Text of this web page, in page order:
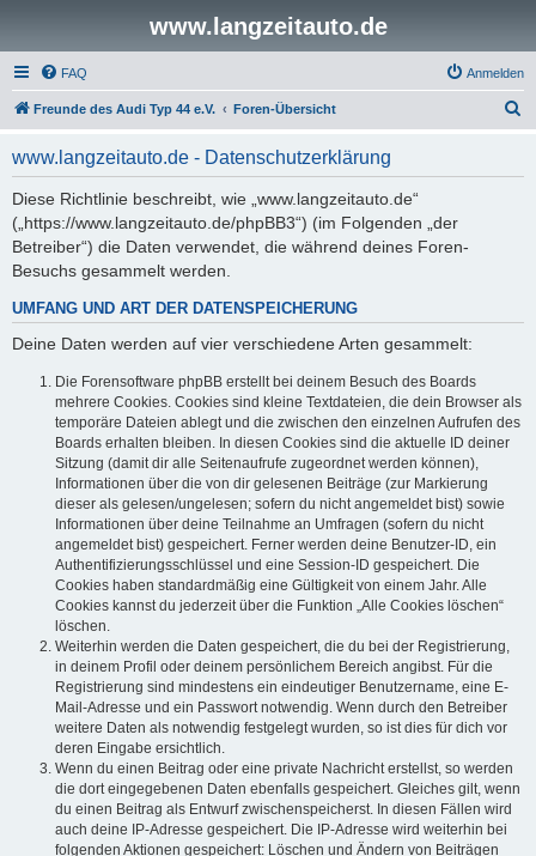
www.langzeitauto.de
FAQ Anmelden
Freunde des Audi Typ 44 e.V. Foren-Übersicht
www.langzeitauto.de - Datenschutzerklärung
Diese Richtlinie beschreibt, wie „www.langzeitauto.de“
(„https://www.langzeitauto.de/phpBB3“) (im Folgenden „der
Betreiber“) die Daten verwendet, die während deines Foren-
Besuchs gesammelt werden.
UMFANG UND ART DER DATENSPEICHERUNG
Deine Daten werden auf vier verschiedene Arten gesammelt:
Die Forensoftware phpBB erstellt bei deinem Besuch des Boards
mehrere Cookies. Cookies sind kleine Textdateien, die dein Browser als
temporäre Dateien ablegt und die zwischen den einzelnen Aufrufen des
Boards erhalten bleiben. In diesen Cookies sind die aktuelle ID deiner
Sitzung (damit dir alle Seitenaufrufe zugeordnet werden können),
Informationen über die von dir gelesenen Beiträge (zur Markierung
dieser als gelesen/ungelesen; sofern du nicht angemeldet bist) sowie
Informationen über deine Teilnahme an Umfragen (sofern du nicht
angemeldet bist) gespeichert. Ferner werden deine Benutzer-ID, ein
Authentifizierungsschlüssel und eine Session-ID gespeichert. Die
Cookies haben standardmäßig eine Gültigkeit von einem Jahr. Alle
Cookies kannst du jederzeit über die Funktion „Alle Cookies löschen“
löschen.
Weiterhin werden die Daten gespeichert, die du bei der Registrierung,
in deinem Profil oder deinem persönlichem Bereich angibst. Für die
Registrierung sind mindestens ein eindeutiger Benutzername, eine E-
Mail-Adresse und ein Passwort notwendig. Wenn durch den Betreiber
weitere Daten als notwendig festgelegt wurden, so ist dies für dich vor
deren Eingabe ersichtlich.
Wenn du einen Beitrag oder eine private Nachricht erstellst, so werden
die dort eingegebenen Daten ebenfalls gespeichert. Gleiches gilt, wenn
du einen Beitrag als Entwurf zwischenspeicherst. In diesen Fällen wird
auch deine IP-Adresse gespeichert. Die IP-Adresse wird weiterhin bei
folgenden Aktionen gespeichert: Löschen und Ändern von Beiträgen